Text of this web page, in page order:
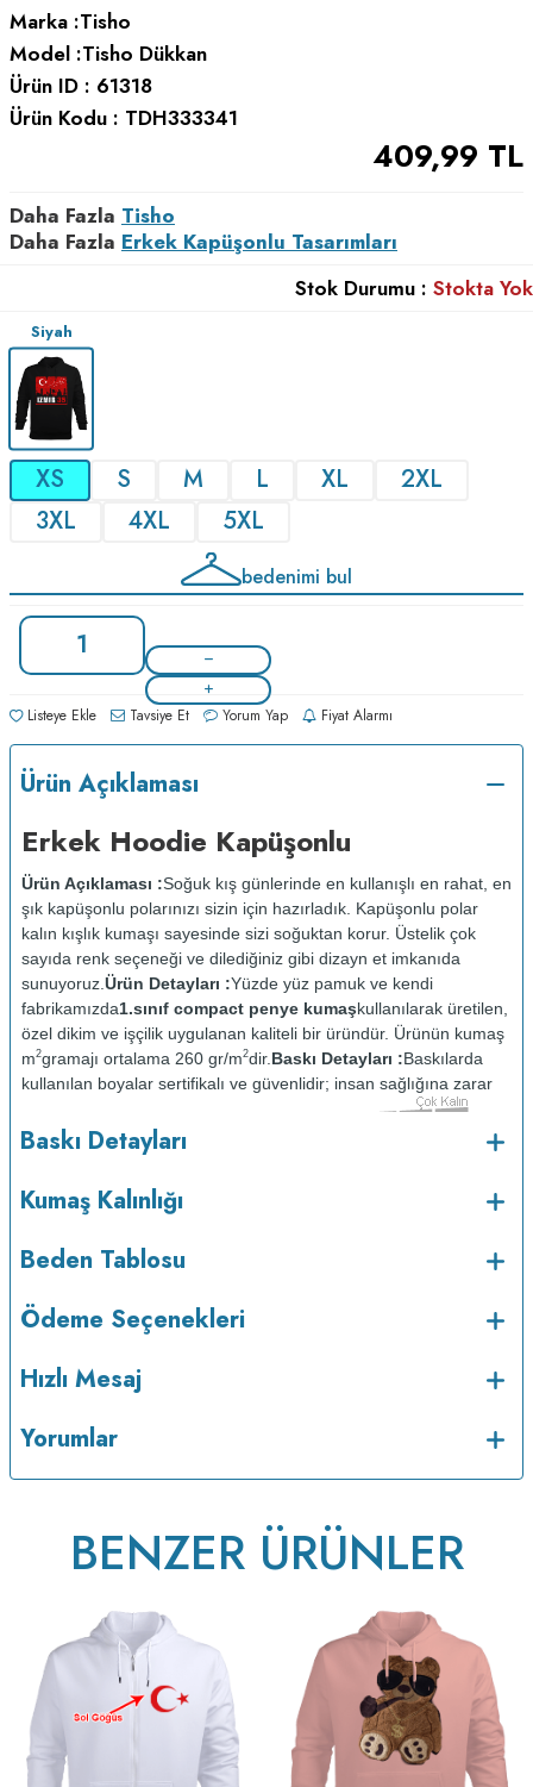
Marka :Tisho
Model :Tisho Dükkan
Ürün ID : 61318
Ürün Kodu : TDH333341
409,99 TL
Daha Fazla Tisho
Daha Fazla Erkek Kapüşonlu Tasarımları
Stok Durumu : Stokta Yok
Siyah
XS S M L XL
2XL
3XL
4XL 5XL
bedenimi bul
Listeye Ekle Tavsiye Et Yorum Yap Fiyat Alarmı
Ürün Açıklaması
Erkek Hoodie Kapüşonlu
Ürün Açıklaması :Soğuk kış günlerinde en kullanışlı en rahat, en
şık kapüşonlu polarınızı sizin için hazırladık. Kapüşonlu polar
kalın kışlık kumaşı sayesinde sizi soğuktan korur. Üstelik çok
sayıda renk seçeneği ve dilediğiniz gibi dizayn et imkanıda
sunuyoruz. Ürün Detayları :Yüzde yüz pamuk ve kendi
fabrikamızda1.sınıf compact penye kumaşkullanılarak üretilen,
özel dikim ve işçilik uygulanan kaliteli bir üründür. Ürünün kumaş
m2gramajı ortalama 260 gr/m2dir. Baskı Detayları :Baskılarda
kullanılan boyalar sertifikalı ve güvenlidir; insan sağlığına zarar
vermez.
Kumaş Kalınlığı :
Bakım : Kısa programda maksimum 30
kurutulmaz.Orta ısıda ve tersten ütülenir.
Baskı Detayları
Kumaş Kalınlığı
Beden Tablosu
Ödeme Seçenekleri
Hızlı Mesaj
Yorumlar
BENZER ÜRÜNLER